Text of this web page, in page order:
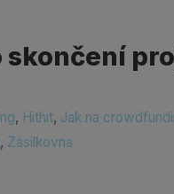
skončení
, Hithit, Jak na
, Zásilkovna